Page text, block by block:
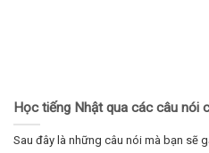
Học tiếng Nhật qua các câu nói
Sau đây là những câu nói mà bạn sẽ